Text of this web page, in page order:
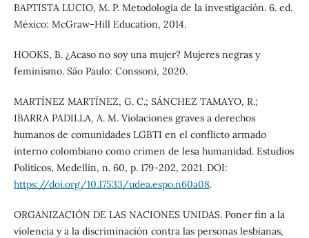
BAPTISTA LUCIO, M. P. Metodología de la investigación. 6. ed.
México: McGraw-Hill Education, 2014.
HOOKS, B. ¿Acaso no soy una mujer? Mujeres negras y
feminismo. São Paulo: Conssoni, 2020.
MARTÍNEZ MARTÍNEZ, G. C.; SÁNCHEZ TAMAYO, R.;
IBARRA PADILLA, A. M. Violaciones graves a derechos
humanos de comunidades LGBTI en el conflicto armado
interno colombiano como crimen de lesa humanidad. Estudios
Políticos, Medellín, n. 60, p. 179-202, 2021. DOI:
https://doi.org/10.17533/udea.espo.n60a08.
ORGANIZACIÓN DE LAS NACIONES UNIDAS. Poner fin a la
violencia y a la discriminación contra las personas lesbianas,